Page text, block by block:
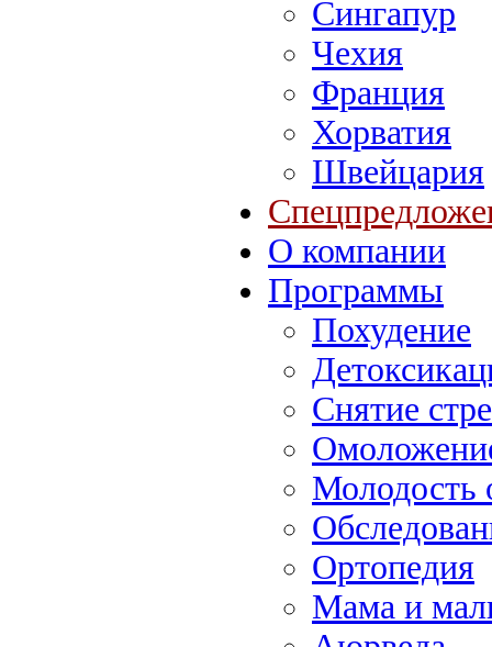
Сингапур
Чехия
Франция
Хорватия
Швейцария
О компании
Программы
Похудение
Снятие
Молодость
Ортопедия
Мама и